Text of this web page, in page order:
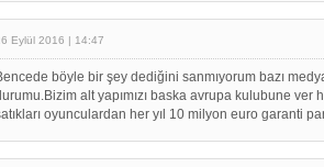
Eylül 2016 | 14:47
böyle bir şey dediğini sanmıyorum bazı
alt yapımızı baska avrupa kulubune ver
oyunculardan her yıl 10 milyon euro garanti